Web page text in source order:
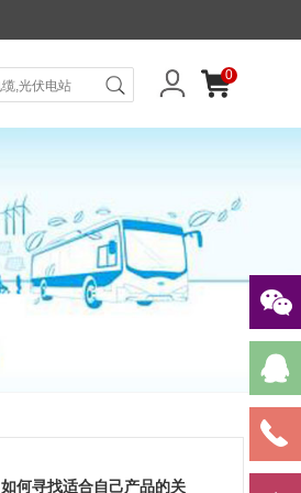
0
如何寻找适合自己产品的关